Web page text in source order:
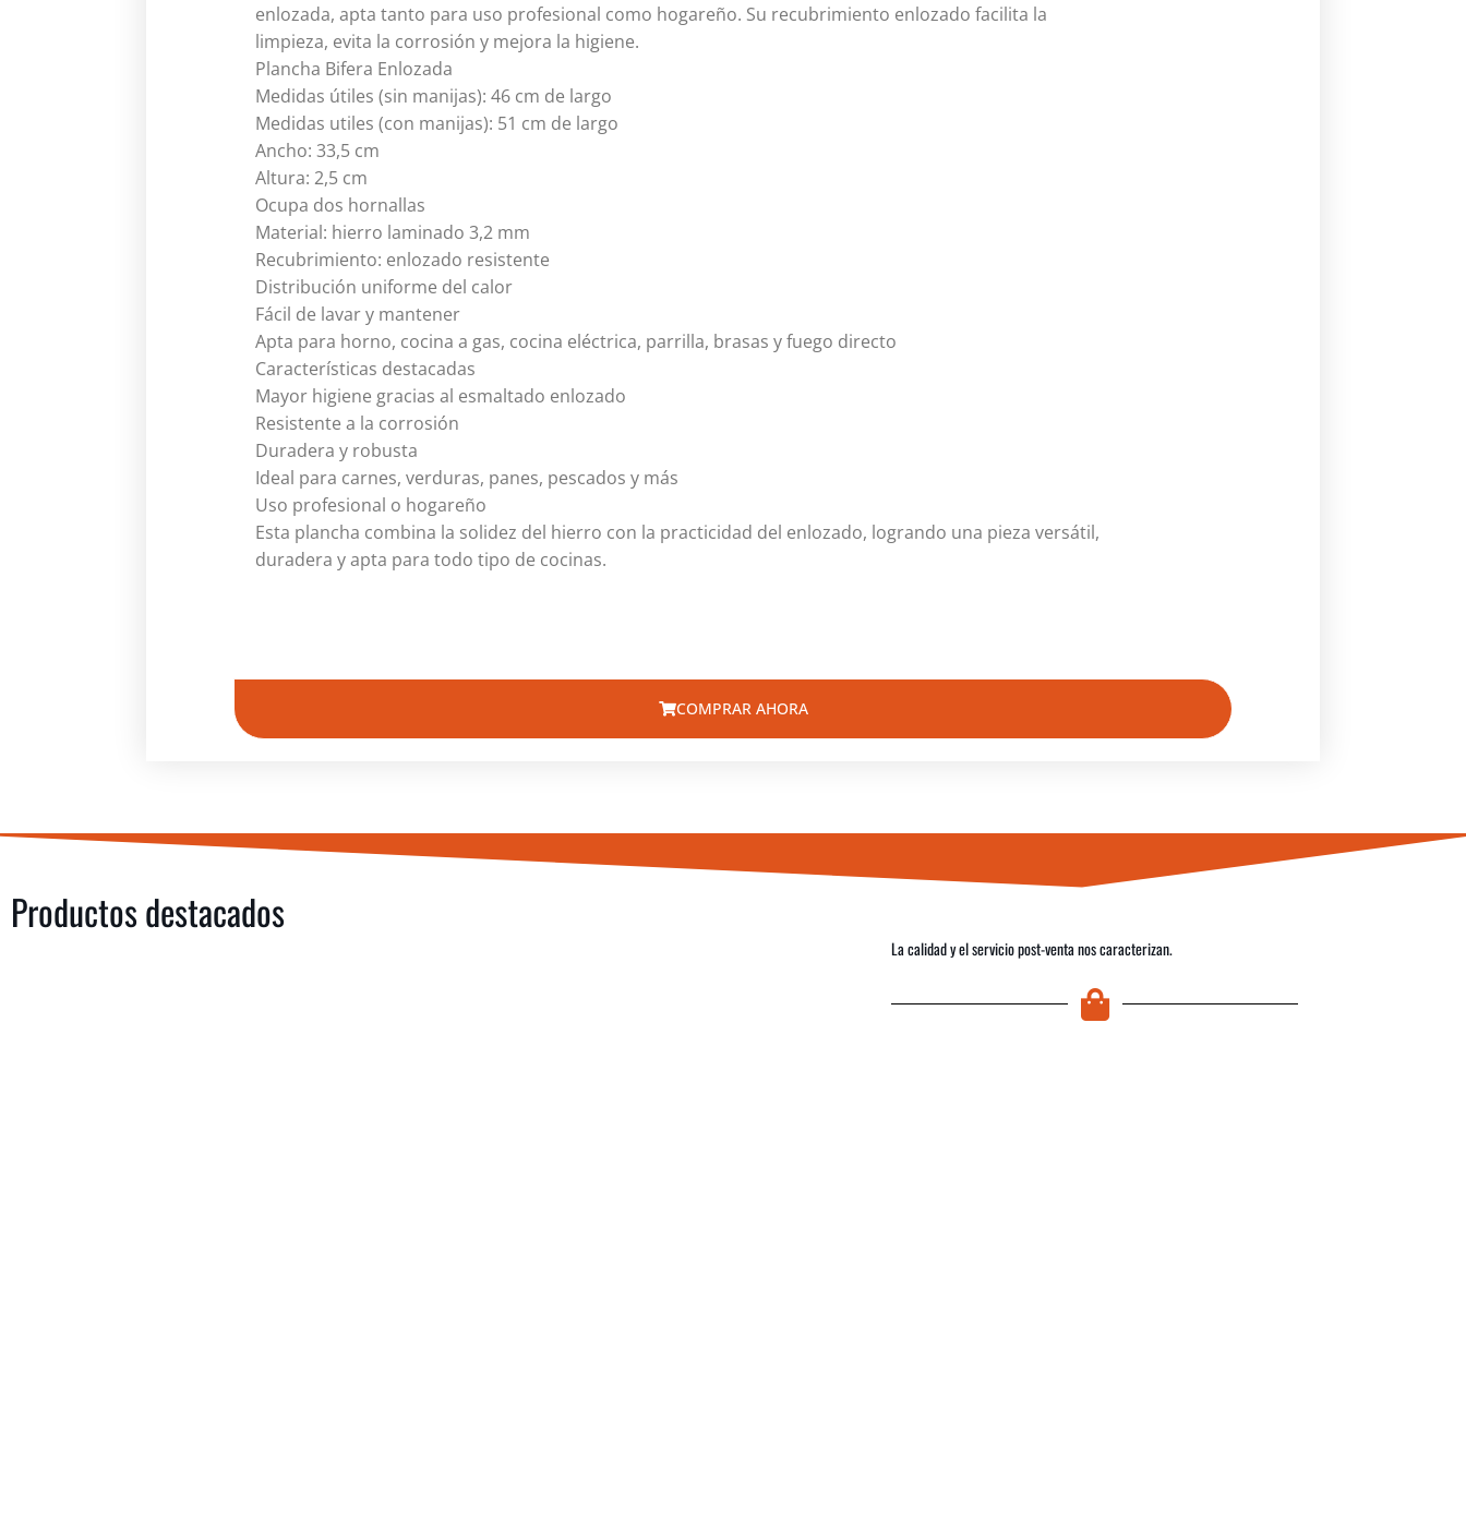
enlozada, apta tanto para uso profesional como hogareño. Su recubrimiento enlozado facilita la
limpieza, evita la corrosión y mejora la higiene.
Plancha Bifera Enlozada
Medidas útiles (sin manijas): 46 cm de largo
Medidas utiles (con manijas): 51 cm de largo
Ancho: 33,5 cm
Altura: 2,5 cm
Ocupa dos hornallas
Material: hierro laminado 3,2 mm
Recubrimiento: enlozado resistente
Distribución uniforme del calor
Fácil de lavar y mantener
Apta para horno, cocina a gas, cocina eléctrica, parrilla, brasas y fuego directo
Características destacadas
Mayor higiene gracias al esmaltado enlozado
Resistente a la corrosión
Duradera y robusta
Ideal para carnes, verduras, panes, pescados y más
Uso profesional o hogareño
Esta plancha combina la solidez del hierro con la practicidad del enlozado, logrando una pieza versátil,
duradera y apta para todo tipo de cocinas.
COMPRAR AHORA
Productos destacados
La calidad y el servicio post-venta nos caracterizan.